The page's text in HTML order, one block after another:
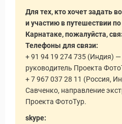
Для тех, кто хочет задать
и участию в путешествии
Карнатаке, пожалуйста,
Телефоны для связи:
+ 91 94 19 274 735 (Индия)
руководитель Проекта
+ 7 967 037 28 11 (Россия,
Савченко, направление
Проекта ФотоТур.
skype: